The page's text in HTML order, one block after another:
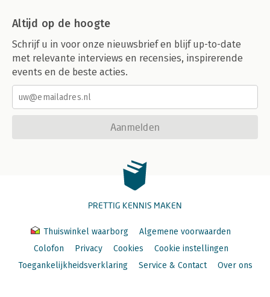
Altijd op de hoogte
Schrijf u in voor onze nieuwsbrief en blijf up-to-date
met relevante interviews en recensies, inspirerende
events en de beste acties.
Aanmelden
PRETTIG KENNIS MAKEN
Thuiswinkel waarborg
Algemene voorwaarden
Colofon
Privacy Cookies
Cookie instellingen
Toegankelijkheidsverklaring
Service & Contact Over ons